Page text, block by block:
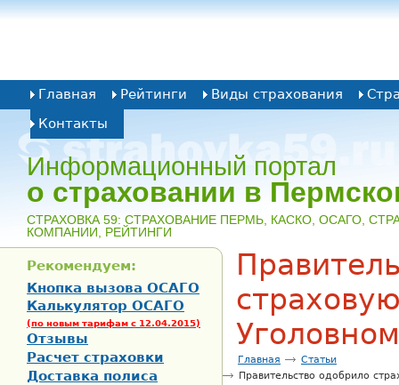
Информационный портал
о страховании в
CТРАХОВКА 59: СТРАХОВАНИЕ ПЕРМЬ, КАСКО, ОСАГО,
КОМПАНИИ, РЕЙТИНГИ
Главная Рейтинги Виды страхования
Контакты
Главная
Статьи
Правительство одобрило
Рекомендуем:
Кнопка вызова ОСАГО
Калькулятор ОСАГО
(по новым тарифам с 12.04.2015)
Отзывы
Расчет страховки
Доставка полиса